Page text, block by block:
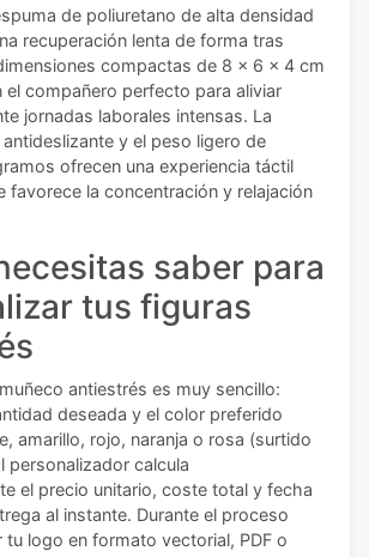
de poliuretano de alta densidad
recuperación lenta de forma tras
compactas de 8 x 6 x 4 cm
el compañero perfecto para aliviar
jornadas laborales intensas. La
y el peso ligero de
ofrecen una experiencia táctil
favorece la concentración y relajación
saber para
tus figuras
antiestrés es muy sencillo:
deseada y el color preferido
amarillo, rojo, naranja o rosa (surtido
personalizador calcula
el precio unitario, coste total y fecha
al instante. Durante el proceso
tu logo en formato vectorial, PDF o